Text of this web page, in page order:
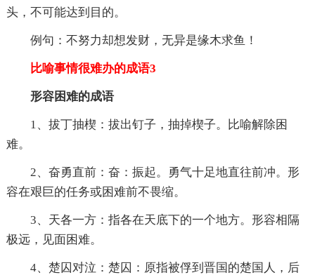
头，不可能达到目的。
例句：不努力却想发财，无异是缘木求鱼！
比喻事情很难办的成语3
形容困难的成语
1、拔丁抽楔：拔出钉子，抽掉楔子。比喻解除困
难。
2、奋勇直前：奋：振起。勇气十足地直往前冲。形
容在艰巨的任务或困难前不畏缩。
3、天各一方：指各在天底下的一个地方。形容相隔
极远，见面困难。
4、楚囚对泣：楚囚：原指被俘到晋国的楚国人，后